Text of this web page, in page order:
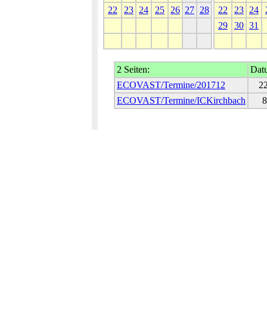
22
23 24 25 26 27 28
22
23 24
29
30 31
2 Seiten:
ECOVAST/Termine/201712
ECOVAST/Termine/ICKirchbach